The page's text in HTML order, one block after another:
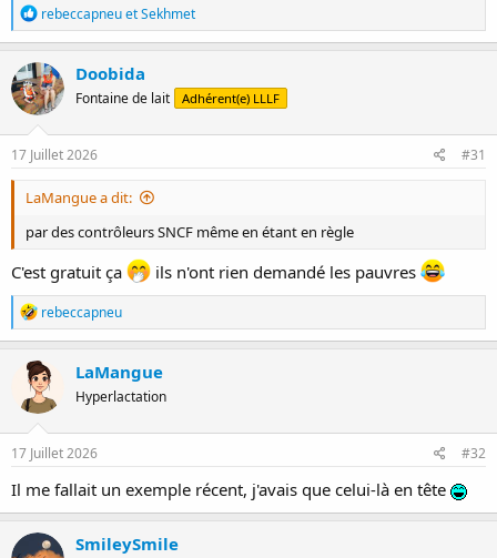
R
é
a
c
t
i
o
n
s
rebeccapneuetSekhmet
Doobida
Fontaine de lait Adhérent(e) LLLF
17 Juillet 2026 #31
LaMangue a dit:
par des contrôleurs SNCF même en étant en règle
C'est gratuit ça ils n'ont rien demandé les pauvres
R
é
a
c
t
i
o
n
s
rebeccapneu
LaMangue
Hyperlactation
17 Juillet 2026 #32
Il me fallait un exemple récent, j'avais que celui-là en tête
SmileySmile